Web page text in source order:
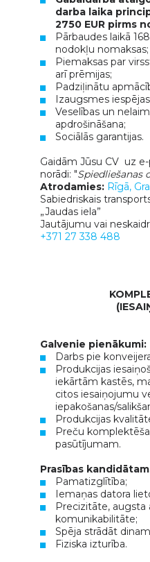
darba laika
2750 EUR pirms
Pārbaudes laikā
nodokļu nomaksas;
Piemaksas par
arī prēmijas;
Padziļinātu
Izaugsmes
Veselības un
apdrošināšana;
Sociālās garantijas.
Gaidām Jūsu CV uz
norādi: "Spiedliešanas
Atrodamies: Rīgā,
Sabiedriskais
„Jaudas iela”
Jautājumu vai
+371 27 338 488
Galvenie pienākumi:
Darbs pie
Produkcijas
iekārtām kastēs,
citos iesaiņojumu
iepakošanas/
Produkcijas
Preču
pasūtījumam.
Prasības
Pamatizglītība;
Iemaņas datora
Precizitāte, augsta
komunikabilitāte;
Spēja strādāt
Fiziska izturība.